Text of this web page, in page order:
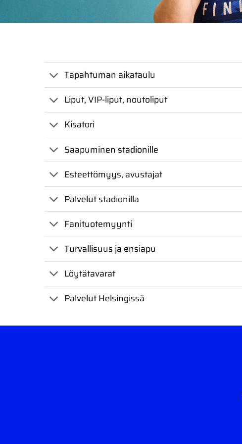
Tapahtuman aikataulu
Liput, VIP-liput, noutoliput
Kisatori
Saapuminen stadionille
Esteettömyys, avustajat
Palvelut stadionilla
Fanituotemyynti
Turvallisuus ja ensiapu
Löytätavarat
Palvelut Helsingissä